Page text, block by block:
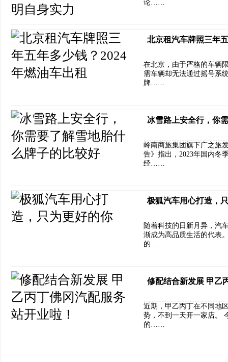
论……
北京租汽车牌照三年
在北京，由于严格的车辆
需车辆却无法通过摇号系
牌……
冰雪路上安全行，你
岭南商旅集团旗下广之旅
告》指出，2023年国内冬
经……
极狐汽车用心打造，
随着科技的日新月异，汽
渐成为高品质生活的代表
的……
修配结合新发展 甲乙
近期，甲乙丙丁在不同地
势，不到一天开一家店。
的……